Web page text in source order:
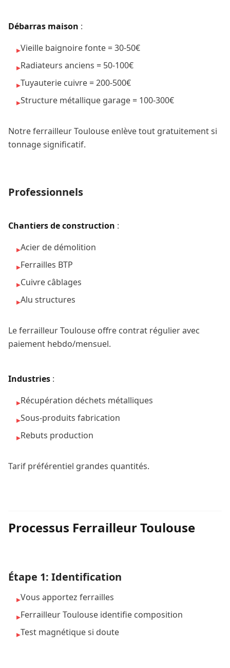
Débarras maison :
▸Vieille baignoire fonte = 30-50€
▸Radiateurs anciens = 50-100€
▸Tuyauterie cuivre = 200-500€
▸Structure métallique garage = 100-300€
Notre ferrailleur Toulouse enlève tout gratuitement si
tonnage significatif.
Professionnels
Chantiers de construction :
▸Acier de démolition
▸Ferrailles BTP
▸Cuivre câblages
▸Alu structures
Le ferrailleur Toulouse offre contrat régulier avec
paiement hebdo/mensuel.
Industries :
▸Récupération déchets métalliques
▸Sous-produits fabrication
▸Rebuts production
Tarif préférentiel grandes quantités.
Processus Ferrailleur Toulouse
Étape 1: Identification
▸Vous apportez ferrailles
▸Ferrailleur Toulouse identifie composition
▸Test magnétique si doute